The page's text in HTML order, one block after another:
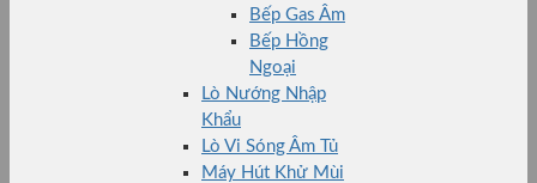
Bếp Gas Âm
Bếp Hồng
Ngoại
Lò Nướng Nhập
Khẩu
Lò Vi Sóng Âm Tủ
Máy Hút Khử Mùi